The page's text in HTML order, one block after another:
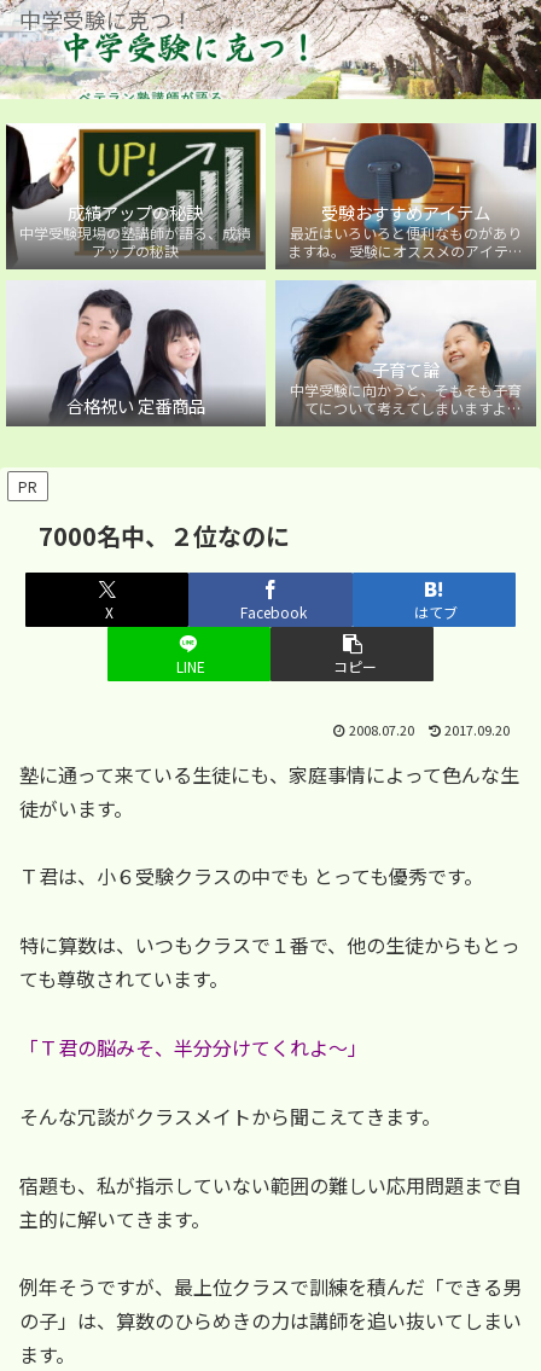
中学受験に克つ！
成績アップの秘訣
中学受験現場の塾講師が語る、成績
アップの秘訣
受験おすすめアイテム
最近はいろいろと便利なものがあり
ますね。 受験にオススメのアイテム
を紹介しています。
合格祝い 定番商品
子育て論
中学受験に向かうと、そもそも子育
てについて考えてしまいますよ
ね・・・。中学受験に向かうお子様
PR
7000名中、２位なのに
X Facebook はてブ
LINE コピー
2008.07.20 2017.09.20
塾に通って来ている生徒にも、家庭事情によって色んな生
徒がいます。
Ｔ君は、小６受験クラスの中でも とっても優秀です。
特に算数は、いつもクラスで１番で、他の生徒からもとっ
ても尊敬されています。
「Ｔ君の脳みそ、半分分けてくれよ～」
そんな冗談がクラスメイトから聞こえてきます。
宿題も、私が指示していない範囲の難しい応用問題まで自
主的に解いてきます。
例年そうですが、最上位クラスで訓練を積んだ「できる男
の子」は、算数のひらめきの力は講師を追い抜いてしまい
ます。